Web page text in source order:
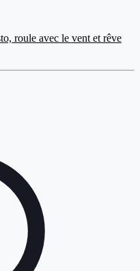
roule avec le vent et rêve